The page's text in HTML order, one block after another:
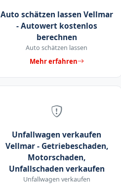
Auto schätzen lassen Vellmar
- Autowert kostenlos
berechnen
Auto schätzen lassen
Mehr erfahren
Unfallwagen verkaufen
Vellmar - Getriebeschaden,
Motorschaden,
Unfallschaden verkaufen
Unfallwagen verkaufen